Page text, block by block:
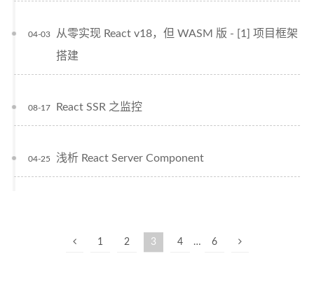
从零实现 React v18，但 WASM 版 - [1] 项目框架
搭建
04-03
React SSR 之监控
08-17
浅析 React Server Component
04-25
1 2 3 4 … 6